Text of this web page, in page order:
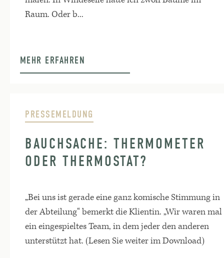
Raum. Oder b...
MEHR ERFAHREN
PRESSEMELDUNG
BAUCHSACHE: THERMOMETER
ODER THERMOSTAT?
„Bei uns ist gerade eine ganz komische Stimmung in
der Abteilung“ bemerkt die Klientin. „Wir waren mal
ein eingespieltes Team, in dem jeder den anderen
unterstützt hat. (Lesen Sie weiter im Download)